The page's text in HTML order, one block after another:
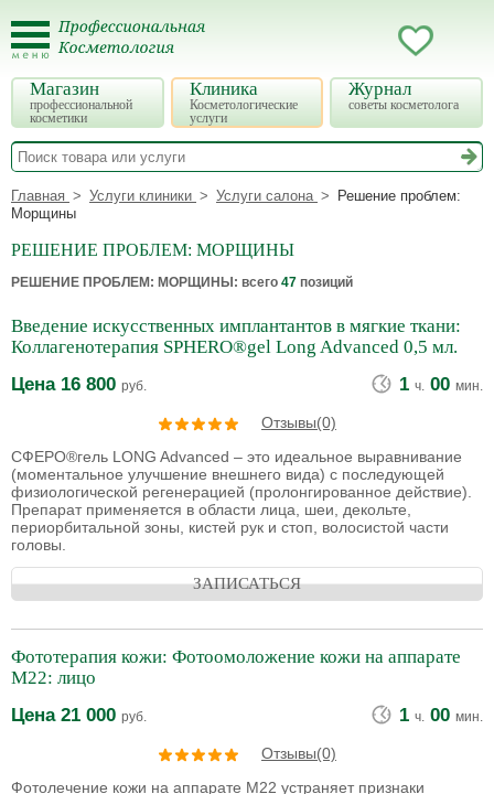
Магазин
профессиональной
косметики
Клиника
Косметологические
услуги
Журнал
советы косметолога
Главная Услуги клиники Услуги салона
Решение проблем:
Морщины
РЕШЕНИЕ ПРОБЛЕМ: МОРЩИНЫ
РЕШЕНИЕ ПРОБЛЕМ: МОРЩИНЫ : всего 47 позиций
Введение искусственных имплантантов в мягкие ткани:
Коллагенотерапия SPHERO®gel Long Advanced 0,5 мл.
Цена16 800 руб. 1 ч. 00 мин.
Отзывы(0)
СФЕРО®гель LONG Advanced – это идеальное выравнивание
(моментальное улучшение внешнего вида) с последующей
физиологической регенерацией (пролонгированное действие).
Препарат применяется в области лица, шеи, декольте,
периорбитальной зоны, кистей рук и стоп, волосистой части
головы.
ЗАПИСАТЬСЯ
Фототерапия кожи: Фотоомоложение кожи на аппарате
М22: лицо
Цена21 000 руб. 1 ч. 00 мин.
Отзывы(0)
Фотолечение кожи на аппарате М22 устраняет признаки